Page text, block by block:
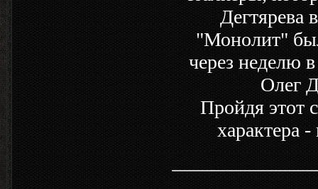
Дегтярева
"Монолит"
через неделю
Олег
Пройдя этот
характера